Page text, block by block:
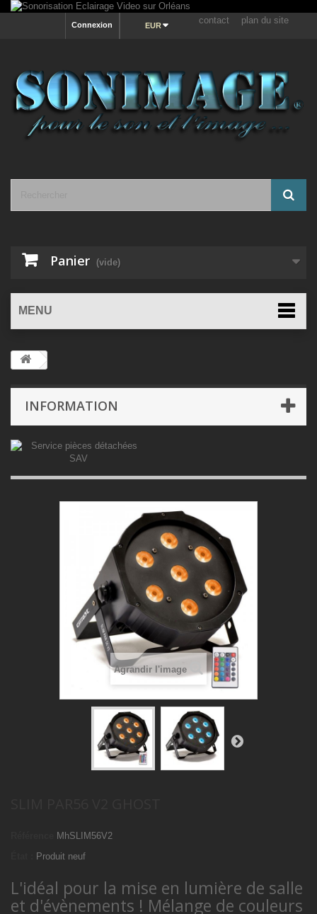
contact plan du site
EUR
Connexion
Panier (vide)
MENU
INFORMATION
Agrandir l'image
MhSLIM56V2
Produit neuf
L'idéal pour la mise en lumière de salle
et d'évènements ! Mélange de couleurs